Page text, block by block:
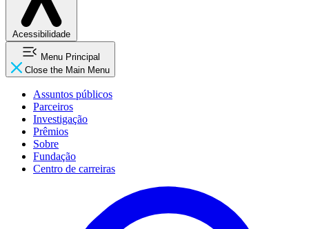
Acessibilidade
Menu Principal
Close the Main Menu
Assuntos públicos
Parceiros
Investigação
Prêmios
Sobre
Fundação
Centro de carreiras